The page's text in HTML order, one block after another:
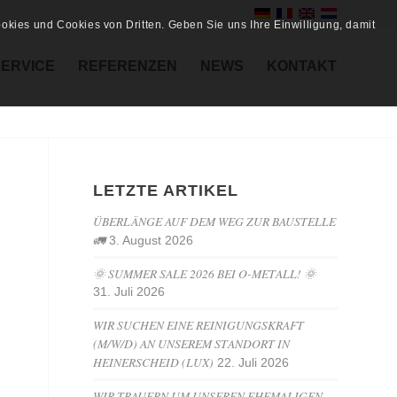
REFERENZEN NEWS KONTAKT
LETZTE ARTIKEL
ÜBERLÄNGE AUF DEM WEG ZUR BAUSTELLE
🚛 3. August 2026
🌞 SUMMER SALE 2026 BEI O-METALL! 🌞
31. Juli 2026
WIR SUCHEN EINE REINIGUNGSKRAFT
(M/W/D) AN UNSEREM STANDORT IN
HEINERSCHEID (LUX) 22. Juli 2026
und Cookies von Dritten. Geben Sie uns Ihre Einwilligung, damit